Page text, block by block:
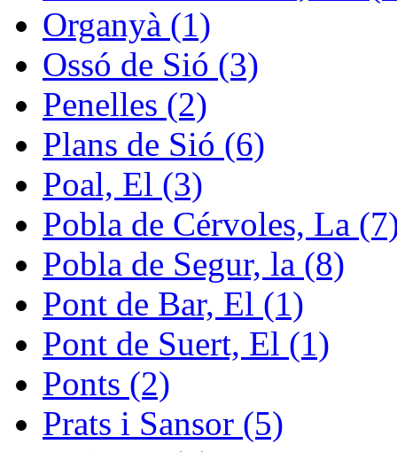
Organyà (1)
Ossó de Sió (3)
Penelles (2)
Plans de Sió (6)
Poal, El (3)
Pobla de Cérvoles, La
Pobla de Segur, la (8)
Pont de Bar, El (1)
Pont de Suert, El (1)
Ponts (2)
Prats i Sansor (5)